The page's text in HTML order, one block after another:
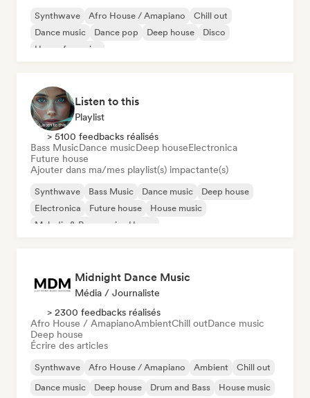
Synthwave Afro House / Amapiano
Chill out
Dance music
Dance pop Deep house
Disco
House française
Listen to this
Playlist
> 5100 feedbacks réalisés
Bass MusicDance musicDeep houseElectronica
Future house
Ajouter dans ma/mes playlist(s) impactante(s)
Synthwave Bass Music Dance music
Deep house
Electronica
Future house
House music
Melodic & Progressive House
Midnight Dance Music
Média / Journaliste
> 2300 feedbacks réalisés
Afro House / AmapianoAmbientChill outDance music
Deep house
Écrire des articles
Synthwave Afro House / Amapiano Ambient
Chill out
Dance music
Deep house Drum and Bass House music